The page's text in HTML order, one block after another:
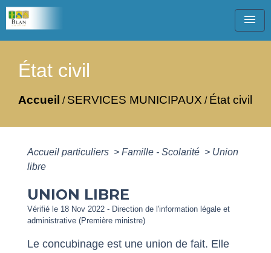
menu
État civil
Accueil / SERVICES MUNICIPAUX / État civil
Accueil particuliers > Famille - Scolarité > Union
libre
UNION LIBRE
Vérifié le 18 Nov 2022 - Direction de l'information légale et
administrative (Première ministre)
Le concubinage est une union de fait. Elle